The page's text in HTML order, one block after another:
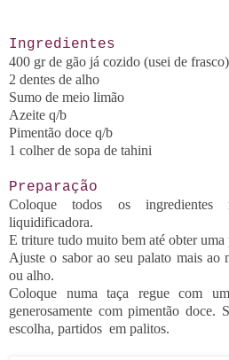
Ingredientes
400 gr de gão já cozido (usei de frasco)
2 dentes de alho
Sumo de meio limão
Azeite q/b
Pimentão doce q/b
1 colher de sopa de tahini
Preparação
Coloque todos os
liquidificadora.
E triture tudo muito bem até obter uma
Ajuste o sabor ao seu palato mais ao
ou alho.
Coloque numa taça regue com
generosamente com pimentão doce.
escolha, partidos em palitos.